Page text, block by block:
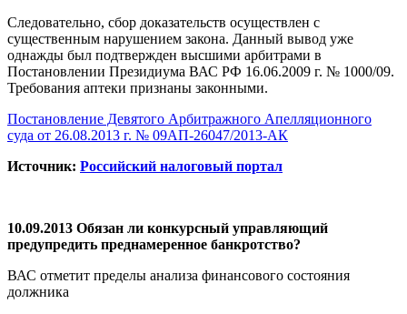
Следовательно, сбор доказательств осуществлен с
существенным нарушением закона. Данный вывод уже
однажды был подтвержден высшими арбитрами в
Постановлении Президиума ВАС РФ 16.06.2009 г. № 1000/09.
Требования аптеки признаны законными.
Постановление Девятого Арбитражного Апелляционного
суда от 26.08.2013 г. № 09АП-26047/2013-АК
Источник: Российский налоговый портал
10.09.2013 Обязан ли конкурсный управляющий
предупредить преднамеренное банкротство?
ВАС отметит пределы анализа финансового состояния
должника